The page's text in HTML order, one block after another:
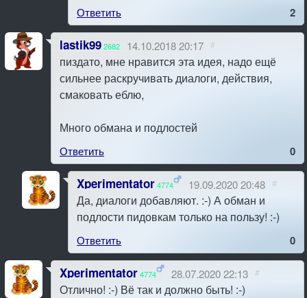
Ответить 2
lastik992682 14.10.2018 20:17 #
пиздато, мне нравится эта идея, надо ещё
сильнее раскручивать диалоги, действия,
смаковать еблю,
Много обмана и подлостей
Ответить 0
Xperimentator4774 19.09.2020 20:48 #
Да, диалоги добавляют. :-) А обман и
подлости пидовкам только на пользу! :-)
Ответить 0
Xperimentator4774 28.07.2020 22:13 #
Отлично! :-) Вё так и должно быть! :-)